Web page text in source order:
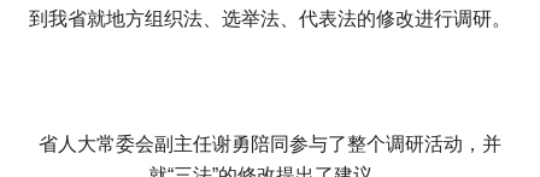
到我省就地方组织法、选举法、代表法的修改进行调研。
省人大常委会副主任谢勇陪同参与了整个调研活动，并